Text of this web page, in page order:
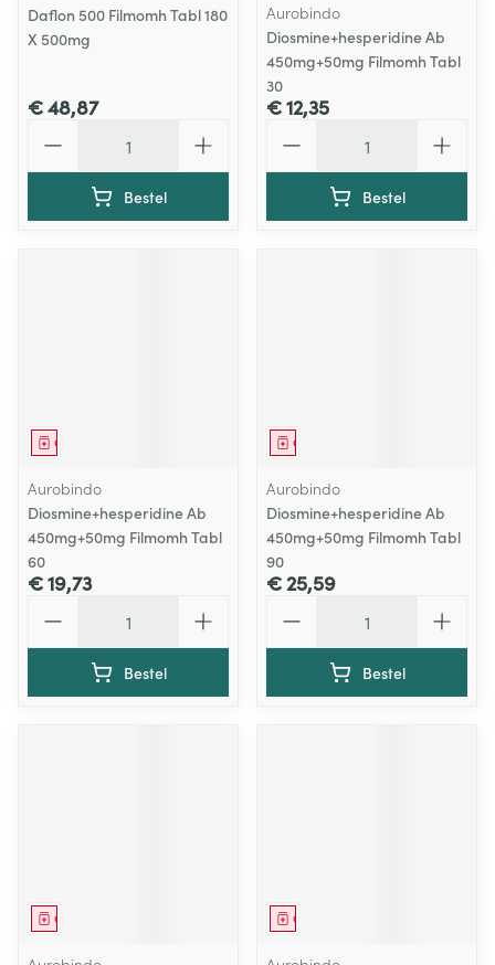
Daflon 500 Filmomh Tabl 180
X 500mg
€ 48,87
Bestel
Aurobindo
Diosmine+hesperidine Ab
450mg+50mg Filmomh Tabl
30
€ 12,35
Bestel
Geneesmiddel
Aurobindo
Diosmine+hesperidine Ab
450mg+50mg Filmomh Tabl
60
€ 19,73
Bestel
Geneesmiddel
Aurobindo
Diosmine+hesperidine Ab
450mg+50mg Filmomh Tabl
90
€ 25,59
Bestel
Geneesmiddel Geneesmiddel